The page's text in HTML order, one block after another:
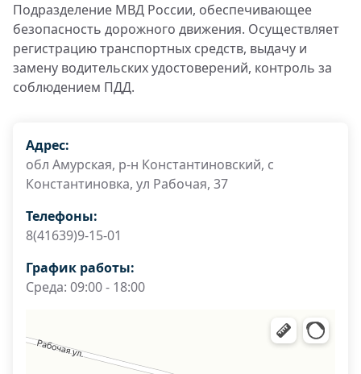
Подразделение МВД России, обеспечивающее
безопасность дорожного движения. Осуществляет
регистрацию транспортных средств, выдачу и
замену водительских удостоверений, контроль за
соблюдением ПДД.
Адрес:
обл Амурская, р-н Константиновский, с
Константиновка, ул Рабочая, 37
Телефоны:
8(41639)9-15-01
График работы:
Среда: 09:00 - 18:00